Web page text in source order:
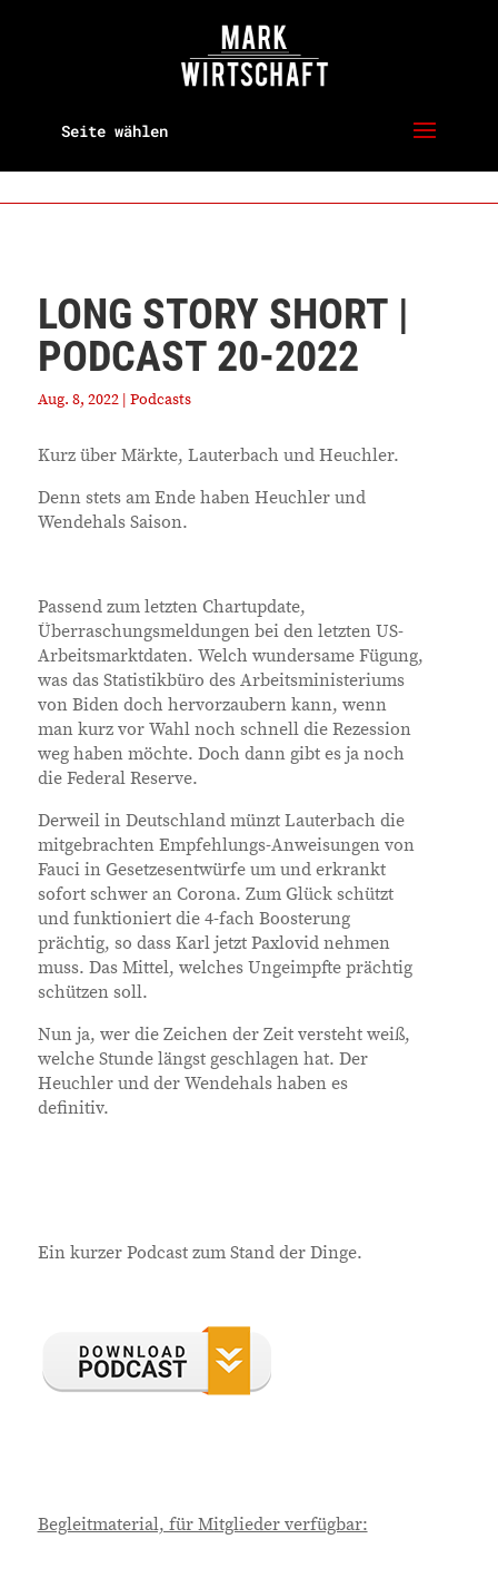
Seite wählen
LONG STORY SHORT |
PODCAST 20-2022
Aug. 8, 2022| Podcasts
Kurz über Märkte, Lauterbach und Heuchler.
Denn stets am Ende haben Heuchler und
Wendehals Saison.
Passend zum letzten Chartupdate,
Überraschungsmeldungen bei den letzten US-
Arbeitsmarktdaten. Welch wundersame Fügung,
was das Statistikbüro des Arbeitsministeriums
von Biden doch hervorzaubern kann, wenn
man kurz vor Wahl noch schnell die Rezession
weg haben möchte. Doch dann gibt es ja noch
die Federal Reserve.
Derweil in Deutschland münzt Lauterbach die
mitgebrachten Empfehlungs-Anweisungen von
Fauci in Gesetzesentwürfe um und erkrankt
sofort schwer an Corona. Zum Glück schützt
und funktioniert die 4-fach Boosterung
prächtig, so dass Karl jetzt Paxlovid nehmen
muss. Das Mittel, welches Ungeimpfte prächtig
schützen soll.
Nun ja, wer die Zeichen der Zeit versteht weiß,
welche Stunde längst geschlagen hat. Der
Heuchler und der Wendehals haben es
definitiv.
Ein kurzer Podcast zum Stand der Dinge.
Begleitmaterial, für Mitglieder verfügbar: